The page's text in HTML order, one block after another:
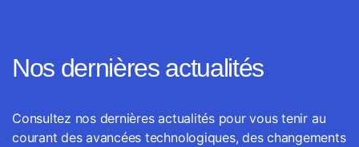
Nos dernières actualités
Consultez nos dernières actualités pour vous tenir au
courant des avancées technologiques, des changements